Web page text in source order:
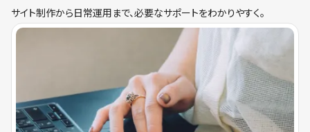
サイト制作から日常運用まで、必要なサポートをわかりやすく。